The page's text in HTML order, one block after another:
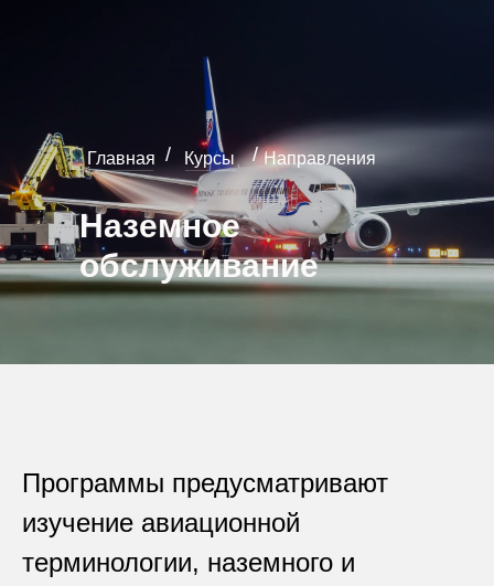
Наземное
обслуживание
Главная Курсы
/ Направления
/
Программы предусматривают
изучение авиационной
терминологии, наземного и